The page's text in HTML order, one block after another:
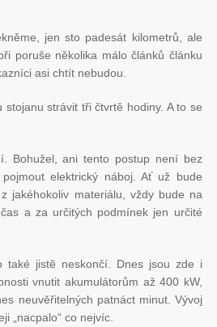
jen sto padesát kilometrů, ale
poruše několika málo článků článku
asi chtít nebudou.
strávit tři čtvrtě hodiny. A to se
Bohužel, ani tento postup není bez
elektrický náboj. Ať už bude
jakéhokoliv materiálu, vždy bude na
a za určitých podmínek jen určité
také jistě neskončí. Dnes jsou zde i
vnutit akumulátorům až 400 kW,
neuvěřitelných patnáct minut. Vývoj
„nacpalo“ co nejvíc.